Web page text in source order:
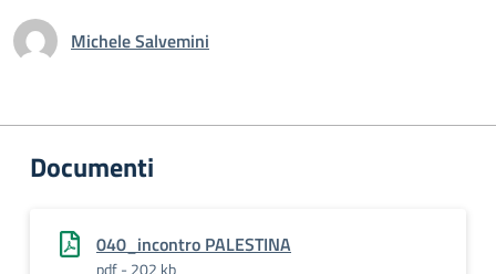
Michele Salvemini
Documenti
040_incontro PALESTINA
pdf - 202 kb